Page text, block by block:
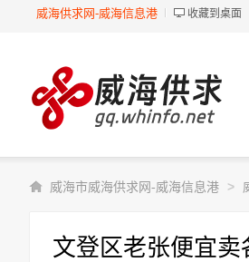
威海供求网-威海信息港 收藏到桌面
威海市威海供求网-威海信息港 >
文登区老张便宜